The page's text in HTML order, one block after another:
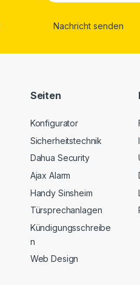
Seiten
Konfigurator
Sicherheitstechnik
Dahua Security
Ajax Alarm
Handy Sinsheim
Türsprechanlagen
Kündigungsschreibe
n
Web Design